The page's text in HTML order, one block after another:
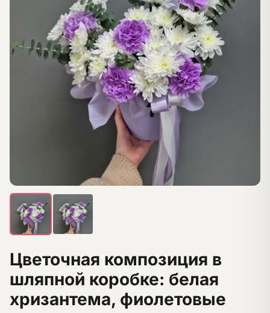
Цветочная композиция в
шляпной коробке: белая
хризантема, фиолетовые